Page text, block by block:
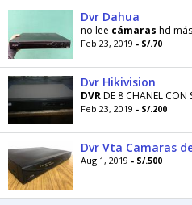
Dvr Dahua
no lee cámaras hd
Feb 23, 2019 - S/.70
Dvr Hikivision
DVRDE 8 CHANEL CON
Feb 23, 2019 - S/.200
Aug 1, 2019 - S/.500